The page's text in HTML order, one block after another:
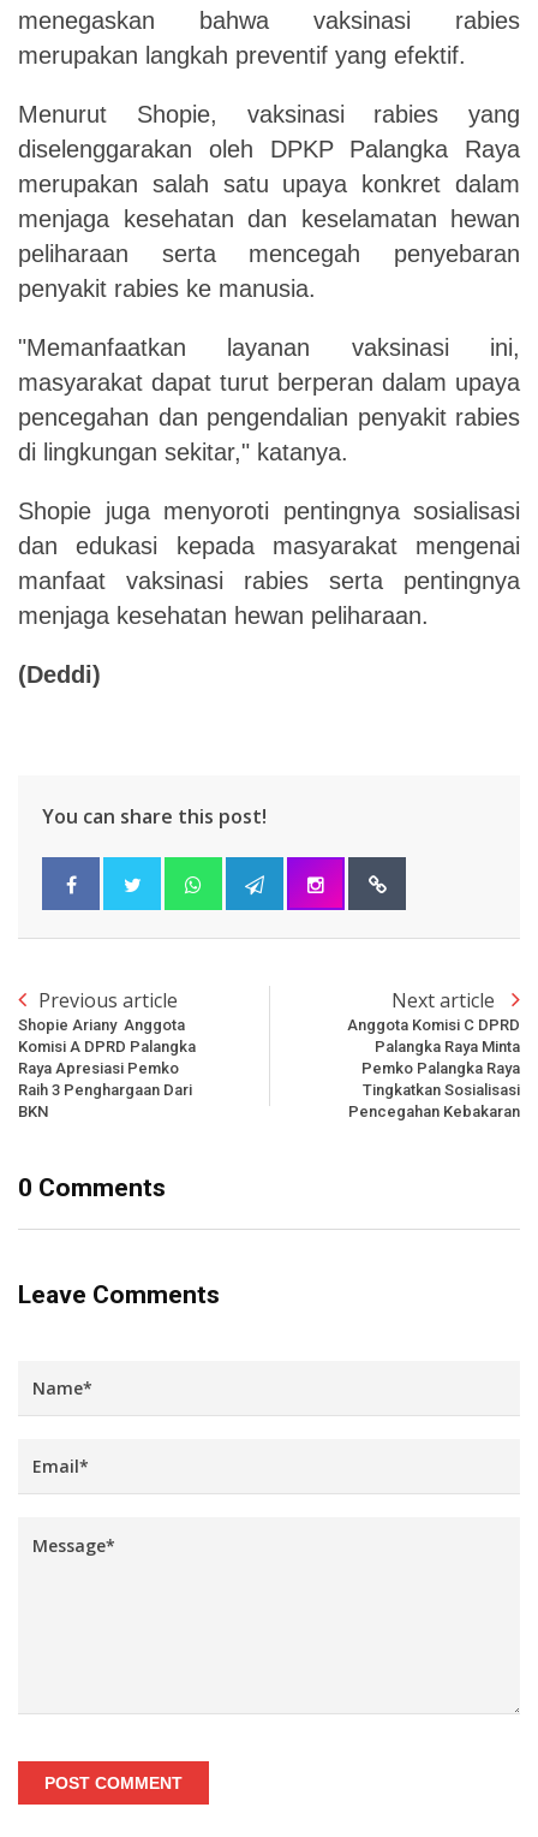
menegaskan bahwa vaksinasi rabies
merupakan langkah preventif yang efektif.
Menurut Shopie, vaksinasi rabies yang
diselenggarakan oleh DPKP Palangka Raya
merupakan salah satu upaya konkret dalam
menjaga kesehatan dan keselamatan hewan
peliharaan serta mencegah penyebaran
penyakit rabies ke manusia.
"Memanfaatkan layanan vaksinasi ini,
masyarakat dapat turut berperan dalam upaya
pencegahan dan pengendalian penyakit rabies
di lingkungan sekitar," katanya.
Shopie juga menyoroti pentingnya sosialisasi
dan edukasi kepada masyarakat mengenai
manfaat vaksinasi rabies serta pentingnya
menjaga kesehatan hewan peliharaan.
(Deddi)
You can share this post!
Previous article
Shopie Ariany Anggota
Komisi A DPRD Palangka
Raya Apresiasi Pemko
Raih 3 Penghargaan Dari
BKN
Next article
Anggota Komisi C DPRD
Palangka Raya Minta
Pemko Palangka Raya
Tingkatkan Sosialisasi
Pencegahan Kebakaran
0 Comments
Leave Comments
POST COMMENT